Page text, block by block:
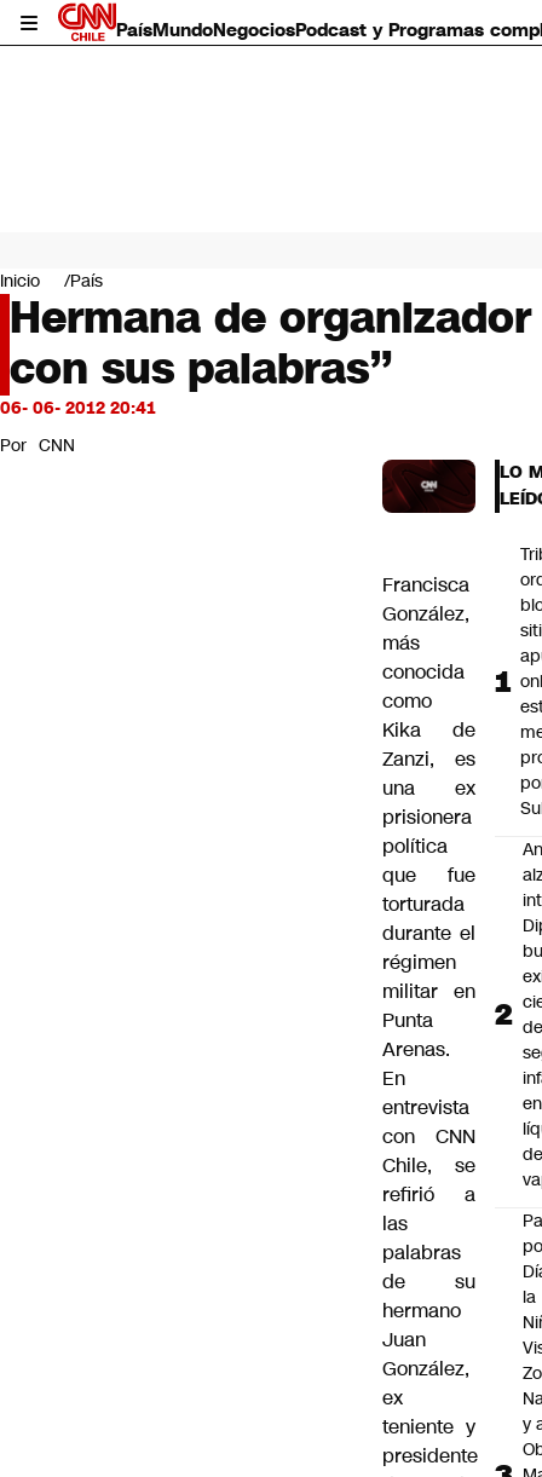
PaísMundoNegociosPodcast y Programas
Mundo
Negocios
Deportes
Programas completos
Cultura
Servicios
Bits
CNN Data
Inicio País
Hermana de
con sus palabras”
06- 06- 2012 20:41
Por CNN
Francisca
González,
más
conocida
como
Kika de
Zanzi, es
una ex
prisionera
política
que fue
torturada
durante el
régimen
militar en
Punta
Arenas.
En
entrevista
con CNN
Chile, se
refirió a
las
palabras
de su
hermano
Juan
González,
ex
teniente y
presidente
LO
de
en
de
la
y